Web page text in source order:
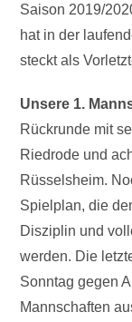
Saison 2019/
hat in der
steckt als
Unsere 1.
Rückrunde mit
Riedrode und
Rüsselsheim.
Spielplan, die
Disziplin und
werden. Die
Sonntag gegen
Mannschaften